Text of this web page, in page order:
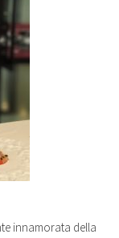
innamorata della